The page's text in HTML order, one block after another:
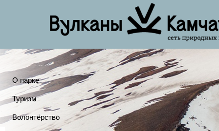
О парке
Туризм
Волонтёрство